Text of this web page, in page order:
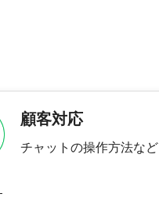
顧客対応
チャットの操作方法など